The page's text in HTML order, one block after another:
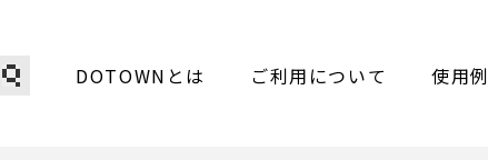
DOTOWNとは ご利用について 使用例